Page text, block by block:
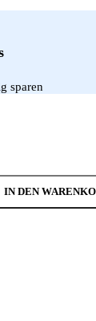
sparen
Protector
IN DEN